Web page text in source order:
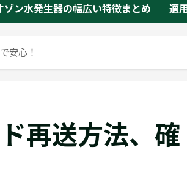
ン水発生器の幅広い特徴まとめ 適
安心！
再送方法、確